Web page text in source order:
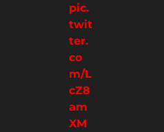
pic.
twit
ter.
co
m/L
cZ8
am
XM